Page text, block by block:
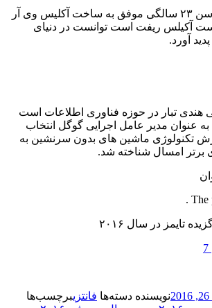
او شخصی بود که در سن ۲۳ سالگی موفق به ساخت آکلیس وی آر
آکیلس ریفت است توانست در دنیای
آورد.
هندی تبار در حوزه فناوری اطلاعات است
که از دهم اوت ۲۰۱۵ به عنوان مدیر عامل اجرایی گوگل انتخاب
تکنولوژی ماشین های بدون سرنشین به
برتر امسال شناخته شد.
The
تایمز در سال ۲۰۱۶
نویسنده دسته‌ها فانتزیبرچسب‌ها